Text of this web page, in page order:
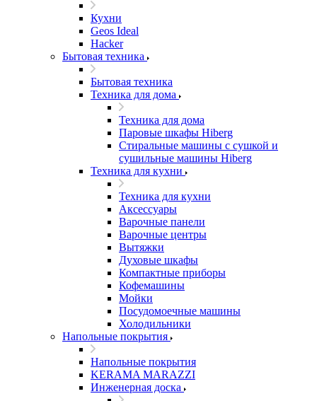
Кухни
Geos Ideal
Hacker
Бытовая техника
Бытовая техника
Техника для дома
Техника для дома
Паровые шкафы Hiberg
Стиральные машины с сушкой и
сушильные машины Hiberg
Техника для кухни
Техника для кухни
Аксессуары
Варочные панели
Варочные центры
Вытяжки
Духовые шкафы
Компактные приборы
Кофемашины
Мойки
Посудомоечные машины
Холодильники
Напольные покрытия
Напольные покрытия
KERAMA MARAZZI
Инженерная доска